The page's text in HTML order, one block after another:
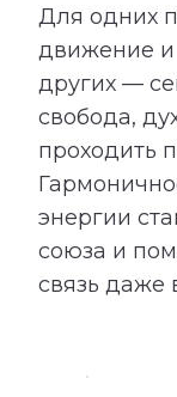
Для одних
движение и
других —
свобода,
проходить
энергии
союза и
связь даже